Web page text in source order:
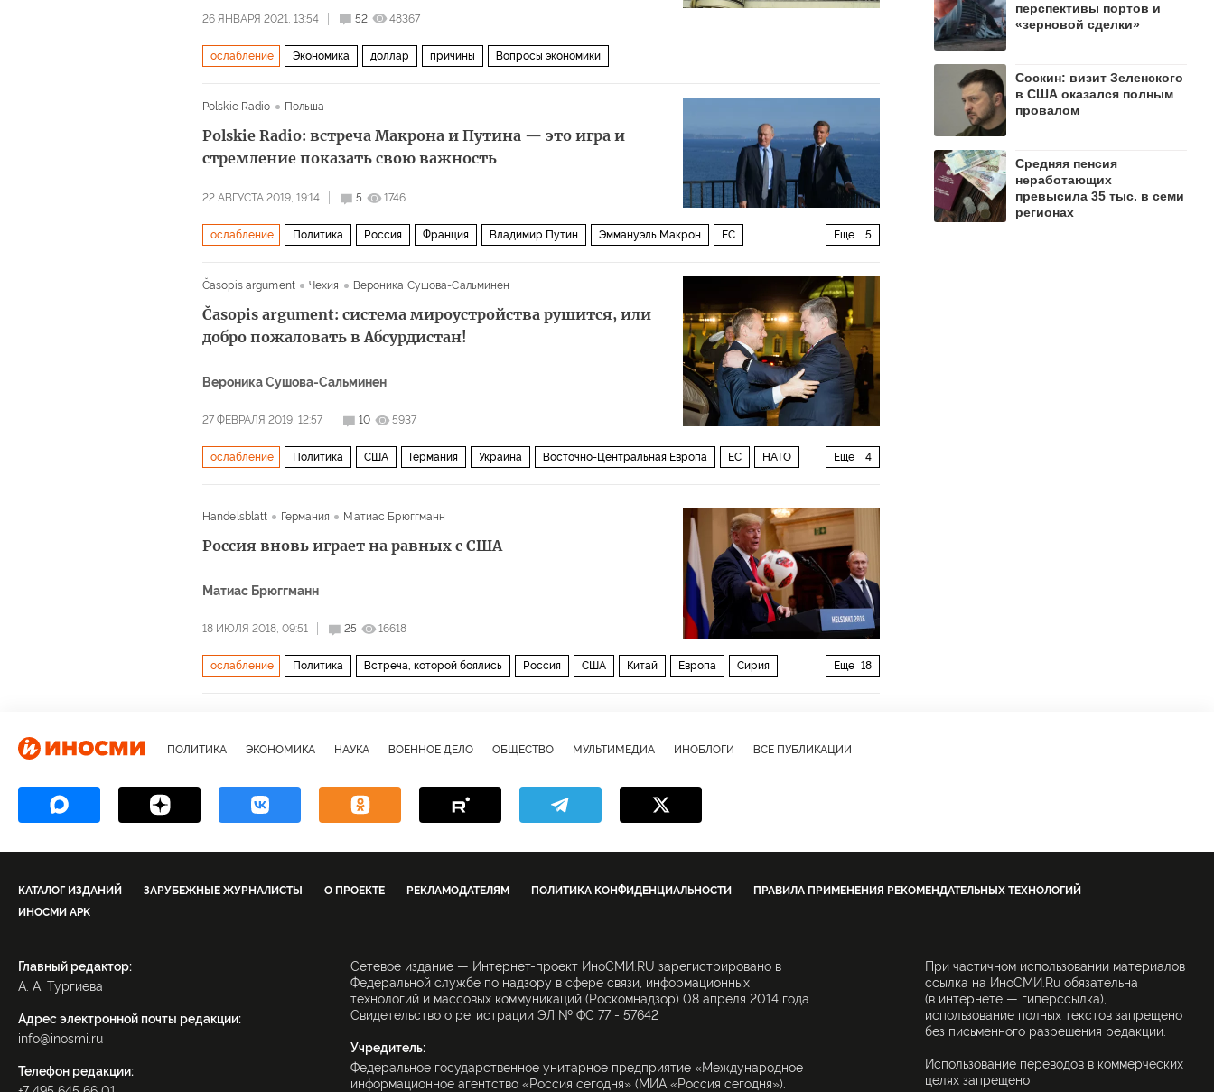
26 ЯНВАРЯ 2021, 13:54 52 48367
ослабление Экономика доллар причины Вопросы экономики
Polskie Radio Польша
Polskie Radio: встреча Макрона и Путина — это игра и
стремление показать свою важность
22 АВГУСТА 2019, 19:14 5 1746
Еще 5
ослабление Политика Россия Франция Владимир Путин Эммануэль Макрон ЕС
Časopis argument
Чехия Вероника Сушова-Сальминен
Časopis argument: система мироустройства рушится, или
добро пожаловать в Абсурдистан!
Вероника Сушова-Сальминен
27 ФЕВРАЛЯ 2019, 12:57 10 5937
Еще 4
ослабление Политика США Германия Украина Восточно-Центральная Европа ЕС НАТО
Handelsblatt Германия Матиас Брюггманн
Россия вновь играет на равных с США
Матиас Брюггманн
18 ИЮЛЯ 2018, 09:51 25 16618
Еще 18
ослабление Политика Встреча, которой боялись Россия США Китай Европа Сирия
перспективы портов и
«зерновой сделки»
Соскин: визит Зеленского
в США оказался полным
провалом
Средняя пенсия
неработающих
превысила 35 тыс. в семи
регионах
ПОЛИТИКА ЭКОНОМИКА НАУКА ВОЕННОЕ ДЕЛО ОБЩЕСТВО МУЛЬТИМЕДИА ИНОБЛОГИ ВСЕ ПУБЛИКАЦИИ
КАТАЛОГ ИЗДАНИЙ ЗАРУБЕЖНЫЕ ЖУРНАЛИСТЫ О ПРОЕКТЕ РЕКЛАМОДАТЕЛЯМ ПОЛИТИКА КОНФИДЕНЦИАЛЬНОСТИ
ПРАВИЛА ПРИМЕНЕНИЯ РЕКОМЕНДАТЕЛЬНЫХ ТЕХНОЛОГИЙ
ИНОСМИ APK
Главный редактор:
А. А. Тургиева
Адрес электронной почты редакции:
info@inosmi.ru
Телефон редакции:
Сетевое издание — Интернет-проект ИноСМИ.RU зарегистрировано в
Федеральной службе по надзору в сфере связи, информационных
технологий и массовых коммуникаций (Роскомнадзор) 08 апреля 2014 года.
Свидетельство о регистрации ЭЛ № ФС 77 - 57642
Учредитель:
Федеральное государственное унитарное предприятие «Международное
информационное агентство «Россия сегодня» (МИА «Россия сегодня»).
При частичном использовании материалов
ссылка на ИноСМИ.Ru обязательна
(в интернете — гиперссылка),
использование полных текстов запрещено
без письменного разрешения редакции.
Использование переводов в коммерческих
целях запрещено